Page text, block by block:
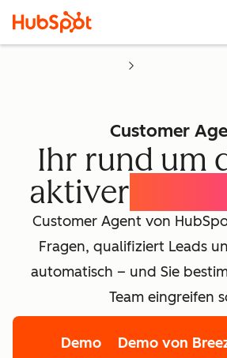
Customer
Ihr rund um
aktiver
Customer Agent von
Fragen, qualifiziert Leads
automatisch – und Sie
Team eingreifen
Demo
Demo von